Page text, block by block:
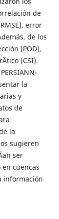
de
error
de los
(POD),
(CSI).
la
y
de
la
sugieren
ser
cuencas
información